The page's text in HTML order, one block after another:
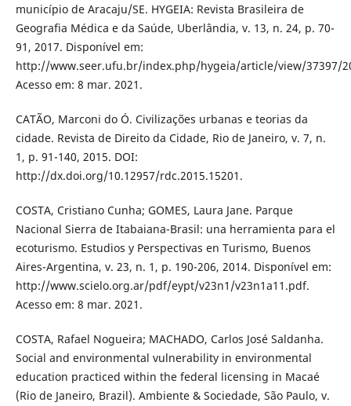
município de Aracaju/SE. HYGEIA: Revista Brasileira de
Geografia Médica e da Saúde, Uberlândia, v. 13, n. 24, p. 70-
91, 2017. Disponível em:
http://www.seer.ufu.br/index.php/hygeia/article/view/37397/
Acesso em: 8 mar. 2021.
CATÃO, Marconi do Ó. Civilizações urbanas e teorias da
cidade. Revista de Direito da Cidade, Rio de Janeiro, v. 7, n.
1, p. 91-140, 2015. DOI:
http://dx.doi.org/10.12957/rdc.2015.15201.
COSTA, Cristiano Cunha; GOMES, Laura Jane. Parque
Nacional Sierra de Itabaiana-Brasil: una herramienta para el
ecoturismo. Estudios y Perspectivas en Turismo, Buenos
Aires-Argentina, v. 23, n. 1, p. 190-206, 2014. Disponível em:
http://www.scielo.org.ar/pdf/eypt/v23n1/v23n1a11.pdf.
Acesso em: 8 mar. 2021.
COSTA, Rafael Nogueira; MACHADO, Carlos José Saldanha.
Social and environmental vulnerability in environmental
education practiced within the federal licensing in Macaé
(Rio de Janeiro, Brazil). Ambiente & Sociedade, São Paulo, v.